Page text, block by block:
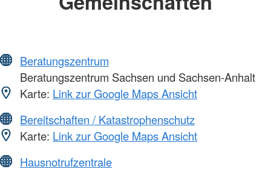
Beratungszentrum
Beratungszentrum Sachsen und Sachsen-Anhalt
Karte: Link zur Google Maps Ansicht
Bereitschaften / Katastrophenschutz
Karte: Link zur Google Maps Ansicht
Hausnotrufzentrale